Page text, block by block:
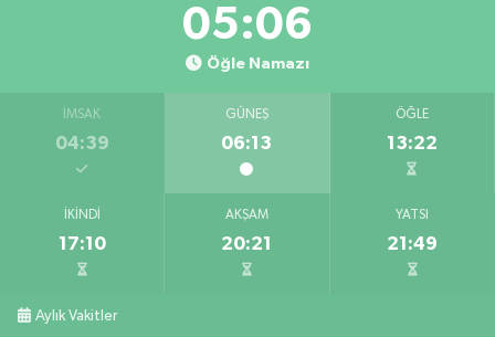
05:05
Öğle Namazı
İMSAK
04:39
GÜNEŞ
06:13
ÖĞLE
13:22
İKINDI
17:10
AKŞAM
20:21
YATSI
21:49
Aylık Vakitler